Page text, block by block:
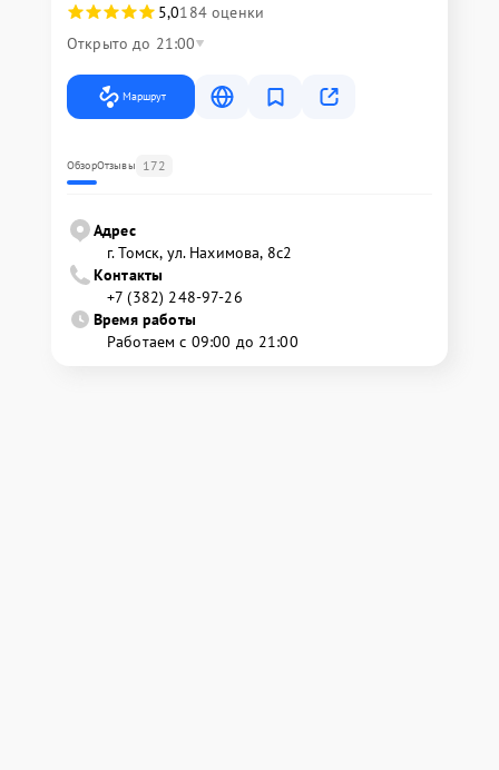
5,0184 оценки
Открыто до 21:00
Маршрут
ОбзорОтзывы 172
Адрес
г. Томск, ул. Нахимова, 8с2
Контакты
+7 (382) 248-97-26
Время работы
Работаем с 09:00 до 21:00